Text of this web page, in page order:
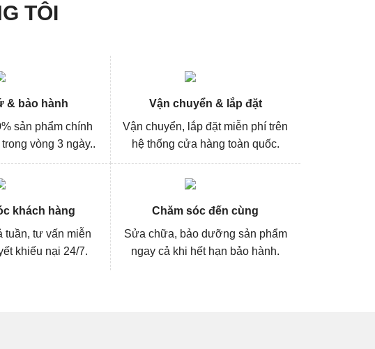
TÔI
& bảo hành
sản phẩm chính
vòng 3 ngày..
Vận chuyển & lắp đặt
Vận chuyển, lắp đặt miễn phí trên
hệ thống cửa hàng toàn quốc.
khách hàng
tuần, tư vấn miễn
khiếu nại 24/7.
Chăm sóc đến cùng
Sửa chữa, bảo dưỡng sản phẩm
ngay cả khi hết hạn bảo hành.